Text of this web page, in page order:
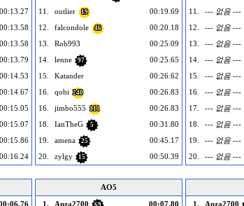
00:13.27
00:13.58
00:13.58
00:13.79
00:14.53
00:14.67
00:15.05
00:15.07
00:15.86
00:16.24
11.
outlier 19
00:19.69
12.
falcondole 46
00:20.18
13.
Rob993
00:25.09
14.
lenne 97
00:25.65
15.
Katander
00:26.62
16.
qobi 240
00:26.83
16.
jimbo555 111
00:26.83
18.
IanTheG 5
00:31.80
19.
amena 25
00:45.17
20.
zylgy 15 00:50.39
11.
--- 없음 ---
12.
--- 없음 ---
13.
--- 없음 ---
14.
--- 없음 ---
15.
--- 없음 ---
16.
--- 없음 ---
17.
--- 없음 ---
18.
--- 없음 ---
19.
--- 없음 ---
20.
--- 없음 ---
AO5
1.
Anza2700 69
00:07.80
1.
Anza2700